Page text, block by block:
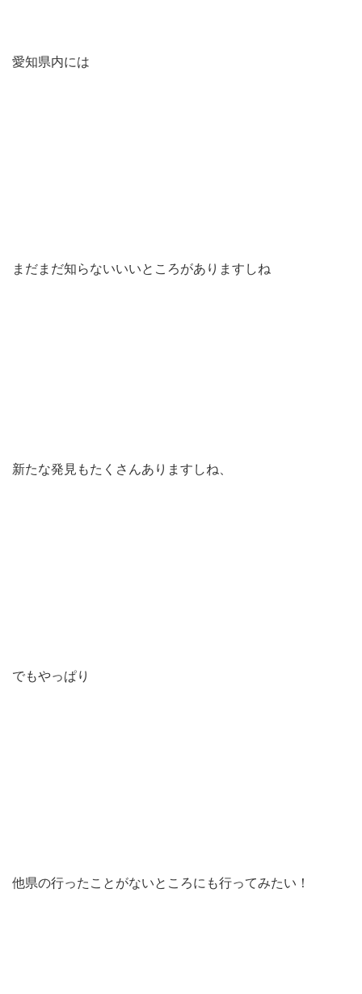
愛知県内には
まだまだ知らないいいところがありますしね
新たな発見もたくさんありますしね、
でもやっぱり
他県の行ったことがないところにも行ってみたい！